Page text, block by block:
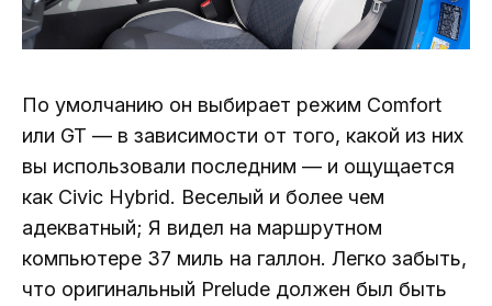
По умолчанию он выбирает режим Comfort
или GT — в зависимости от того, какой из них
вы использовали последним — и ощущается
как Civic Hybrid. Веселый и более чем
адекватный; Я видел на маршрутном
компьютере 37 миль на галлон. Легко забыть,
что оригинальный Prelude должен был быть